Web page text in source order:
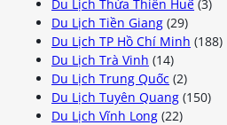
Du Lịch Thừa Thiên Huế (3)
Du Lịch Tiền Giang (29)
Du Lịch TP Hồ Chí Minh (188)
Du Lịch Trà Vinh (14)
Du Lịch Trung Quốc (2)
Du Lịch Tuyên Quang (150)
Du Lịch Vĩnh Long (22)